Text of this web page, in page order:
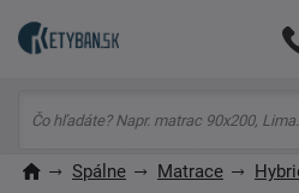
Spálne Matrace